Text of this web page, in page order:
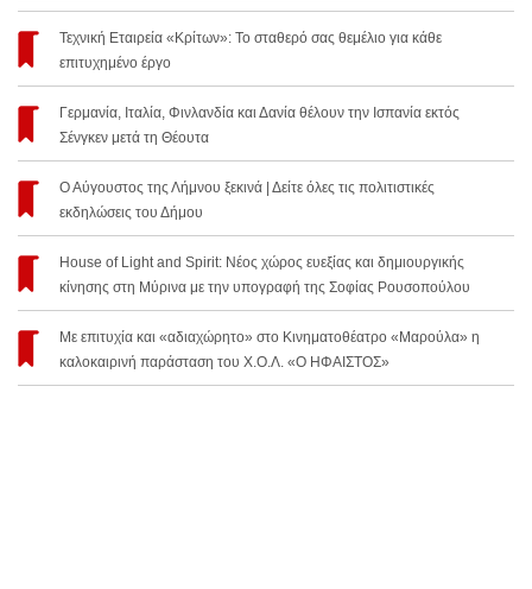
Τεχνική Εταιρεία «Κρίτων»: Το σταθερό σας θεμέλιο για κάθε
επιτυχημένο έργο
Γερμανία, Ιταλία, Φινλανδία και Δανία θέλουν την Ισπανία εκτός
Σένγκεν μετά τη Θέουτα
Ο Αύγουστος της Λήμνου ξεκινά | Δείτε όλες τις πολιτιστικές
εκδηλώσεις του Δήμου
House of Light and Spirit: Νέος χώρος ευεξίας και δημιουργικής
κίνησης στη Μύρινα με την υπογραφή της Σοφίας Ρουσοπούλου
Με επιτυχία και «αδιαχώρητο» στο Κινηματοθέατρο «Μαρούλα» η
καλοκαιρινή παράσταση του Χ.Ο.Λ. «Ο ΗΦΑΙΣΤΟΣ»